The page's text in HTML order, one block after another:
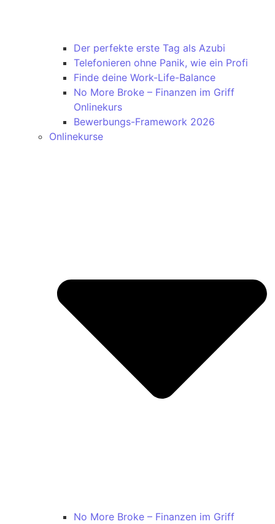
Der perfekte erste Tag als Azubi
Telefonieren ohne Panik, wie ein Profi
Finde deine Work-Life-Balance
No More Broke – Finanzen im Griff
Onlinekurs
Bewerbungs-Framework 2026
Onlinekurse
No More Broke – Finanzen im Griff